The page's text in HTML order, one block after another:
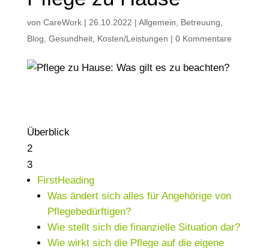
von CareWork| 26.10.2022 | Allgemein Betreuung
Blog Gesundheit, Kosten/Leistungen | 0 Kommentare
Überblick
2
3
FirstHeading
Was ändert sich alles für Angehörige von
Pflegebedürftigen?
Wie stellt sich die finanzielle Situation dar?
Wie wirkt sich die Pflege auf die eigene